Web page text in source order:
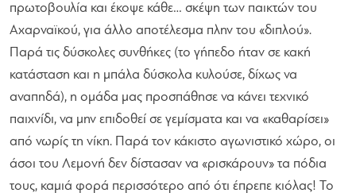
πρωτοβουλία και έκοψε κάθε… σκέψη των παικτών του
Αχαρναϊκού, για άλλο αποτέλεσμα πλην του «διπλού».
Παρά τις δύσκολες συνθήκες (το γήπεδο ήταν σε κακή
κατάσταση και η μπάλα δύσκολα κυλούσε, δίχως να
αναπηδά), η ομάδα μας προσπάθησε να κάνει τεχνικό
παιχνίδι, να μην επιδοθεί σε γεμίσματα και να «καθαρίσει»
από νωρίς τη νίκη. Παρά τον κάκιστο αγωνιστικό χώρο, οι
άσοι του Λεμονή δεν δίστασαν να «ρισκάρουν» τα πόδια
τους, καμιά φορά περισσότερο από ότι έπρεπε κιόλας! Το